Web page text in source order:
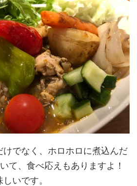
けでなく、ホロホロに煮込んだ
て、食べ応えもありますよ！
いです。